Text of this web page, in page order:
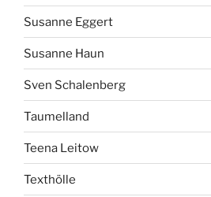
Susanne Eggert
Susanne Haun
Sven Schalenberg
Taumelland
Teena Leitow
Texthölle